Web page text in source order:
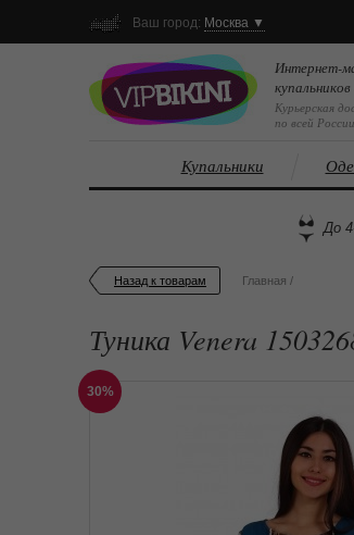
Ваш город: Москва ▼
Интернет-
Курьерская
по всей России
Купальники
До
Назад к товарам Главная /
Туника Venera
30%